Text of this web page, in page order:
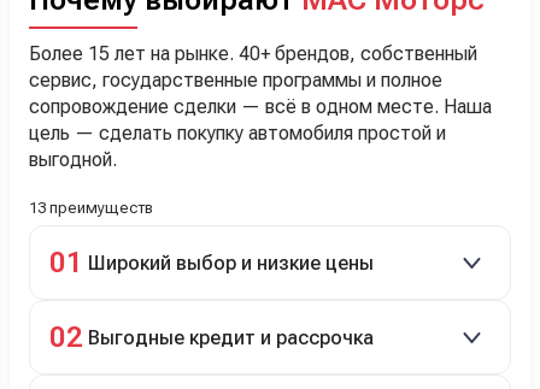
Более 15 лет на рынке. 40+ брендов, собственный
сервис, государственные программы и полное
сопровождение сделки — всё в одном месте. Наша
цель — сделать покупку автомобиля простой и
выгодной.
13 преимуществ
01 Широкий выбор и низкие цены
подержанные авто.
02 Выгодные кредит и рассрочка